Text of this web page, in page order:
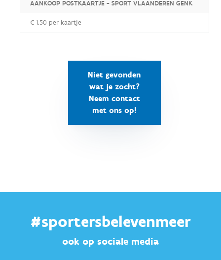
AANKOOP POSTKAARTJE - SPORT VLAANDEREN GENK
€ 1,50 per kaartje
Niet gevonden
wat je zocht?
Neem contact
met ons op!
#sportersbelevenmeer
ook op sociale media